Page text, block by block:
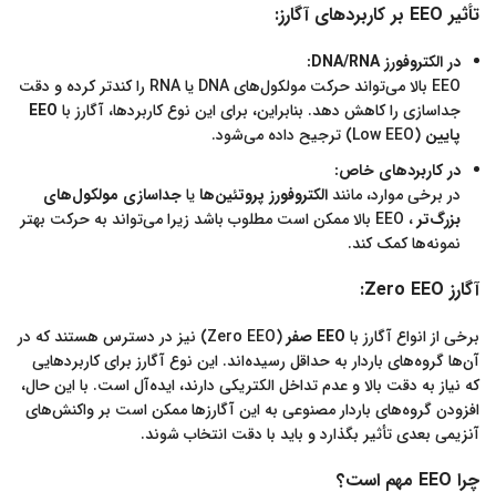
تأثیر EEO بر کاربردهای آگارز:
در الکتروفورز DNA/RNA:
EEO بالا می‌تواند حرکت مولکول‌های DNA یا RNA را کندتر کرده و دقت
جداسازی را کاهش دهد. بنابراین، برای این نوع کاربردها، آگارز با EEO
پایین (Low EEO) ترجیح داده می‌شود.
در کاربردهای خاص:
در برخی موارد، مانندالکتروفورز پروتئین‌ها یاجداسازی مولکول‌های
بزرگ‌تر
، EEO بالا ممکن است مطلوب باشد زیرا می‌تواند به حرکت بهتر
نمونه‌ها کمک کند.
آگارز Zero EEO:
برخی از انواع آگارز با EEO صفر
(Zero EEO) نیز در دسترس هستند که در
آن‌ها گروه‌های باردار به حداقل رسیده‌اند. این نوع آگارز برای کاربردهایی
که نیاز به دقت بالا و عدم تداخل الکتریکی دارند، ایده‌آل است. با این حال،
افزودن گروه‌های باردار مصنوعی به این آگارزها ممکن است بر واکنش‌های
آنزیمی بعدی تأثیر بگذارد و باید با دقت انتخاب شوند.
چرا EEO مهم است؟